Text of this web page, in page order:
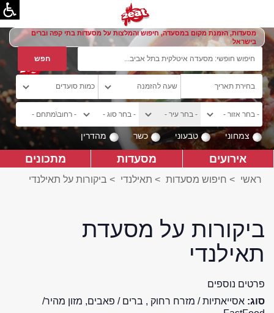
מסעדות, הזמנת מקום במסעדה, חיפוש והמלצות על מסעדות בתי קפה וברים
בישראל
צמחוני טבעוני כשר מהדרין
אירועים מסעדות מתכונים
ראשי > חיפוש מסעדות > תאילנדי > ביקורות על תאילנדי
ביקורות על מסעדת
תאילנדי
פרטים נוספים
סוג: אסייאתיות / מזרח רחוק , ברים / פאבים, מזון מהיר/